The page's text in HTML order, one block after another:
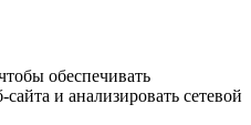
обеспечивать
и анализировать сетевой